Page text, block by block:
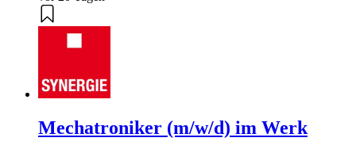
Mechatroniker (m/w/d) im Werk